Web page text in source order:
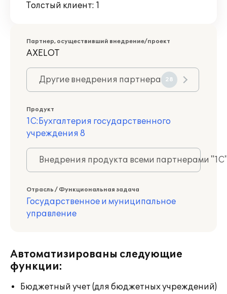
Толстый клиент: 1
Партнер, осуществивший внедрение/проект
AXELOT
Другие внедрения партнера 28
Продукт
1С:Бухгалтерия государственного
учреждения 8
Внедрения продукта всеми партнерами
Отрасль / Функциональная задача
Государственное и муниципальное
управление
Автоматизированы следующие
функции:
Бюджетный учет (для бюджетных учреждений)